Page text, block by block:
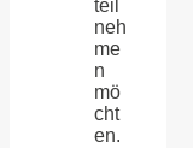
teil
neh
me
n
mö
cht
en.